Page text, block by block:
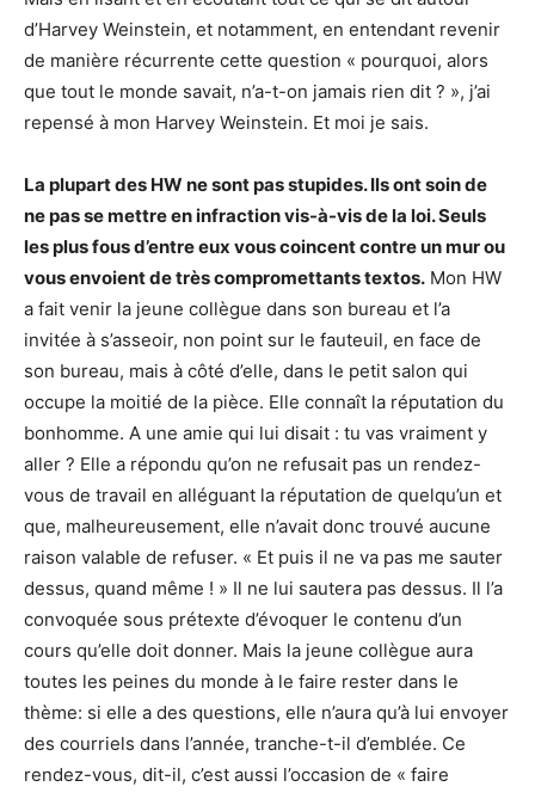
d’Harvey Weinstein, et notamment, en entendant revenir
de manière récurrente cette question « pourquoi, alors
que tout le monde savait, n’a-t-on jamais rien dit ? », j’ai
repensé à mon Harvey Weinstein. Et moi je sais.
La plupart des HW ne sont pas stupides. Ils ont soin de
ne pas se mettre en infraction vis-à-vis de la loi. Seuls
les plus fous d’entre eux vous coincent contre un mur ou
vous envoient de très compromettants textos. Mon HW
a fait venir la jeune collègue dans son bureau et l’a
invitée à s’asseoir, non point sur le fauteuil, en face de
son bureau, mais à côté d’elle, dans le petit salon qui
occupe la moitié de la pièce. Elle connaît la réputation du
bonhomme. A une amie qui lui disait : tu vas vraiment y
aller ? Elle a répondu qu’on ne refusait pas un rendez-
vous de travail en alléguant la réputation de quelqu’un et
que, malheureusement, elle n’avait donc trouvé aucune
raison valable de refuser. « Et puis il ne va pas me sauter
dessus, quand même ! » Il ne lui sautera pas dessus. Il l’a
convoquée sous prétexte d’évoquer le contenu d’un
cours qu’elle doit donner. Mais la jeune collègue aura
toutes les peines du monde à le faire rester dans le
thème: si elle a des questions, elle n’aura qu’à lui envoyer
des courriels dans l’année, tranche-t-il d’emblée. Ce
rendez-vous, dit-il, c’est aussi l’occasion de « faire